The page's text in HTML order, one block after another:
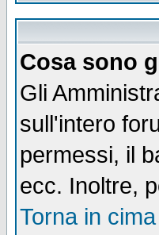
Cosa sono
Gli
sull'intero
permessi, il
ecc. Inoltre,
Torna in cima